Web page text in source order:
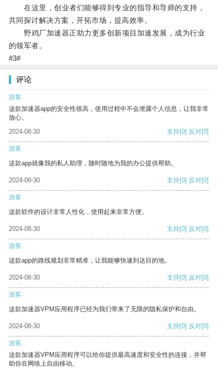
在这里，创业者们能够得到专业的指导和导师的支持，
共同探讨解决方案，开拓市场，提高效率。
野鸡厂加速器正助力更多创新项目加速发展，成为行业
的领军者。
#3#
评论
游客
这款加速器app的安全性很高，使用过程中不会泄露个人信息，让我非常
放心。
2024-08-30
支持[0] 反对[0]
游客
这款app就像我的私人助理，随时随地为我的办公提供帮助。
2024-08-30 支持[0] 反对[0]
游客
这款软件的设计非常人性化，使用起来非常方便。
2024-08-30 支持[0] 反对[0]
游客
这款app的路线规划非常精准，让我能够快速到达目的地。
2024-08-30 支持[0] 反对[0]
游客
这款加速器VPM应用程序已经为我们带来了无限的隐私保护和自由。
2024-08-30 支持[0] 反对[0]
游客
这款加速器VPM应用程序可以给你提供最高速度和安全性的连接，并帮
助你在网络上自由移动。